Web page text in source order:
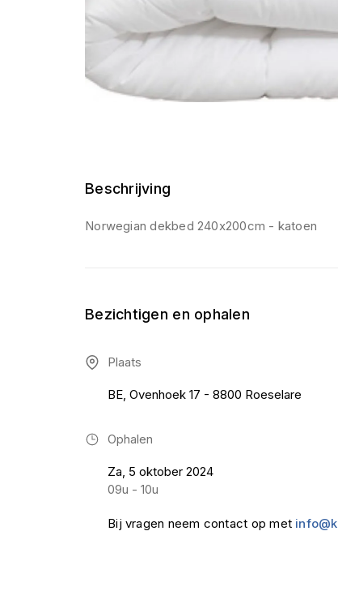
Beschrijving
Norwegian dekbed 240x200cm - katoen
Bezichtigen en ophalen
Plaats
BE, Ovenhoek 17 - 8800 Roeselare
Ophalen
Za, 5 oktober 2024
09u - 10u
Bij vragen neem contact op met